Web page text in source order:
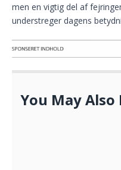
men en vigtig del af
understreger dagens
You May Also